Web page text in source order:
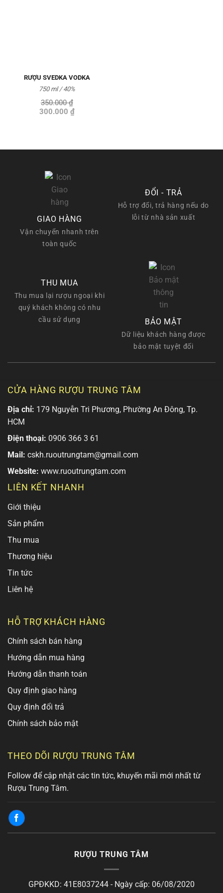
RƯỢU SVEDKA VODKA
350.000₫
Giá
300.000 ₫Giá
hiện
750 ml / 40%
GIAO HÀNG
Vận chuyển nhanh trên
toàn quốc
ĐỔI - TRẢ
Hỗ trợ đổi, trả hàng nếu do
lỗi từ nhà sản xuất
THU MUA
Thu mua lại rượu ngoại khi
quý khách không có nhu
cầu sử dụng
BẢO MẬT
Dữ liệu khách hàng được
bảo mật tuyệt đối
CỬA HÀNG RƯỢU TRUNG TÂM
Địa chỉ: 179 Nguyễn Tri Phương, Phường An Đông, Tp.
HCM
Điện thoại: 0906 366 3 61
Mail: cskh.ruoutrungtam@gmail.com
Website: www.ruoutrungtam.com
LIÊN KẾT NHANH
Giới thiệu
Sản phẩm
Thu mua
Thương hiệu
Tin tức
Liên hệ
HỖ TRỢ KHÁCH HÀNG
Chính sách bán hàng
Hướng dẫn mua hàng
Hướng dẫn thanh toán
Quy định giao hàng
Quy định đổi trả
Chính sách bảo mật
THEO DÕI RƯỢU TRUNG TÂM
Follow để cập nhật các tin tức, khuyến mãi mới nhất từ
Rượu Trung Tâm.
RƯỢU TRUNG TÂM
GPĐKKD: 41E8037244 - Ngày cấp: 06/08/2020